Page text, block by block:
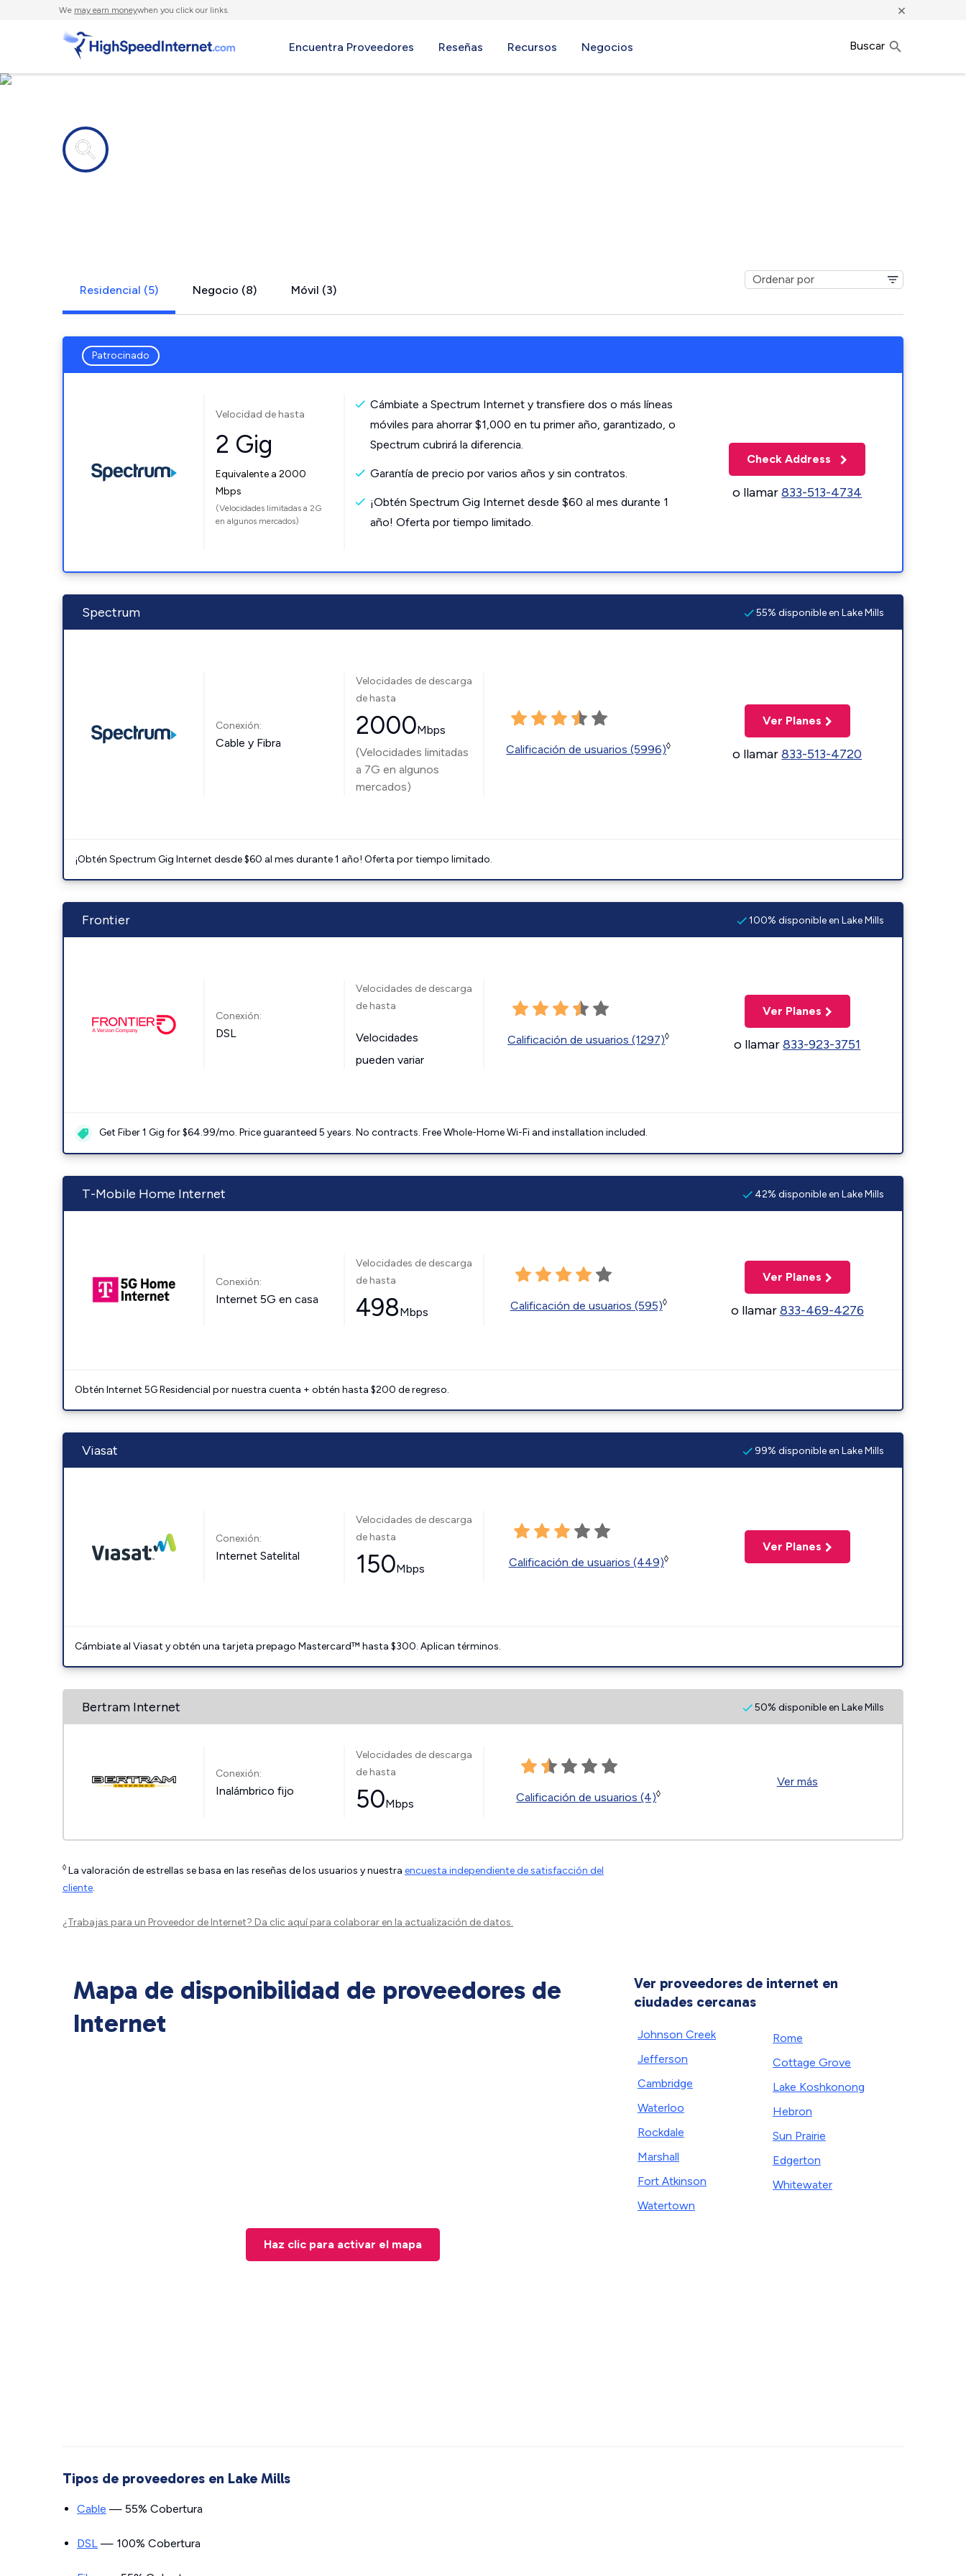
We may earn moneywhen you click our links. ×
Encuentra Proveedores Reseñas Recursos Negocios Buscar
Residencial (5) Negocio (8) Móvil (3)
Patrocinado
Velocidad de hasta
2 Gig
Equivalente a 2000
Mbps
(Velocidades limitadas a 2G
en algunos mercados)
Cámbiate a Spectrum Internet y transfiere dos o más líneas
móviles para ahorrar $1,000 en tu primer año, garantizado, o
Spectrum cubrirá la diferencia.
Garantía de precio por varios años y sin contratos.
¡Obtén Spectrum Gig Internet desde $60 al mes durante 1
año! Oferta por tiempo limitado.
Check Address
o llamar833-513-4734
Spectrum 55% disponible en Lake Mills
Conexión:
Cable y Fibra
Velocidades de descarga
de hasta
2000Mbps
(Velocidades limitadas
a 7G en algunos
mercados)
Calificación de usuarios (5996)◊
Ver Planes
o llamar833-513-4720
¡Obtén Spectrum Gig Internet desde $60 al mes durante 1 año! Oferta por tiempo limitado.
Frontier 100% disponible en Lake Mills
Conexión:
DSL
Velocidades de descarga
de hasta
Velocidades
pueden variar
Calificación de usuarios (1297)◊
Ver Planes
o llamar833-923-3751
Get Fiber 1 Gig for $64.99/mo. Price guaranteed 5 years. No contracts. Free Whole-Home Wi-Fi and installation included.
T-Mobile Home Internet 42% disponible en Lake Mills
Conexión:
Internet 5G en casa
Velocidades de descarga
de hasta
498Mbps Calificación de usuarios (595)◊
Ver Planes
o llamar833-469-4276
Obtén Internet 5G Residencial por nuestra cuenta + obtén hasta $200 de regreso.
Viasat 99% disponible en Lake Mills
Conexión:
Internet Satelital
Velocidades de descarga
de hasta
150Mbps Calificación de usuarios (449)◊
Ver Planes
Cámbiate al Viasat y obtén una tarjeta prepago Mastercard™ hasta $300. Aplican términos.
Bertram Internet 50% disponible en Lake Mills
Conexión:
Inalámbrico fijo
Velocidades de descarga
de hasta
50Mbps Calificación de usuarios (4)◊
Ver más
◊ La valoración de estrellas se basa en las reseñas de los usuarios y nuestra encuesta independiente de satisfacción del
cliente.
¿Trabajas para un Proveedor de Internet? Da clic aquípara colaborar en la actualización de datos.
Mapa de disponibilidad de proveedores de
Internet
Haz clic para activar el mapa
Ver proveedores de internet en
ciudades cercanas
Johnson Creek
Jefferson
Cambridge
Waterloo
Rockdale
Marshall
Fort Atkinson
Watertown
Rome
Cottage Grove
Lake Koshkonong
Hebron
Sun Prairie
Edgerton
Whitewater
Tipos de proveedores en Lake Mills
Cable — 55% Cobertura
DSL — 100% Cobertura